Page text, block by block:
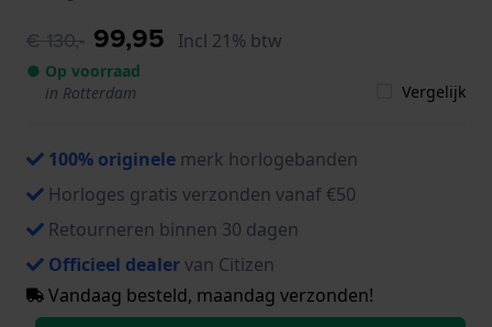
€ 130,- 99,95 Incl 21% btw
● Op voorraad
in Rotterdam
Vergelijk
100% originele merk horlogebanden
Horloges gratis verzonden vanaf €50
Retourneren binnen 30 dagen
Officieel dealervan Citizen
Vandaag besteld, maandag verzonden!